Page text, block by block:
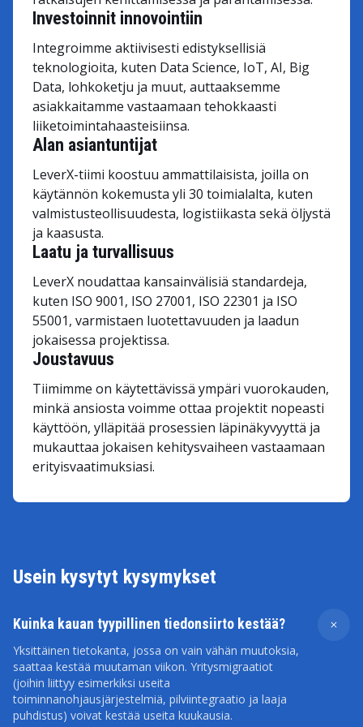
Alan asiantuntijat
LeverX-tiimi koostuu ammattilaisista, joilla on
käytännön kokemusta yli 30 toimialalta, kuten
valmistusteollisuudesta, logistiikasta sekä öljystä
ja kaasusta.
Laatu ja turvallisuus
LeverX noudattaa kansainvälisiä standardeja,
kuten ISO 9001, ISO 27001, ISO 22301 ja ISO
55001, varmistaen luotettavuuden ja laadun
jokaisessa projektissa.
Investoinnit innovointiin
Integroimme aktiivisesti edistyksellisiä
teknologioita, kuten Data Science, IoT, AI, Big
Data, lohkoketju ja muut, auttaaksemme
asiakkaitamme vastaamaan tehokkaasti
liiketoimintahaasteisiinsa.
Joustavuus
Tiimimme on käytettävissä ympäri vuorokauden,
minkä ansiosta voimme ottaa projektit nopeasti
käyttöön, ylläpitää prosessien läpinäkyvyyttä ja
mukauttaa jokaisen kehitysvaiheen vastaamaan
erityisvaatimuksiasi.
Usein kysytyt kysymykset
Kuinka kauan tyypillinen tiedonsiirto kestää?
Yksittäinen tietokanta, jossa on vain vähän muutoksia,
saattaa kestää muutaman viikon. Yritysmigraatiot
(joihin liittyy esimerkiksi useita
toiminnanohjausjärjestelmiä, pilviintegraatio ja laaja
puhdistus) voivat kestää useita kuukausia.